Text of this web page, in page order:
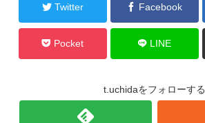
Twitter Facebook
Pocket LINE
t.uchidaをフォローする